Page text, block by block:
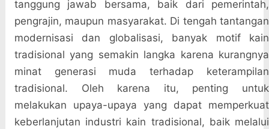
tanggung jawab bersama, baik dari pemerintah,
pengrajin, maupun masyarakat. Di tengah tantangan
modernisasi dan globalisasi, banyak motif kain
tradisional yang semakin langka karena kurangnya
minat generasi muda terhadap keterampilan
tradisional. Oleh karena itu, penting untuk
melakukan upaya-upaya yang dapat memperkuat
keberlanjutan industri kain tradisional, baik melalui